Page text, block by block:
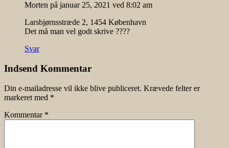
Morten på januar 25, 2021 ved 8:02 am
Larsbjørnsstræde 2, 1454 København
Det må man vel godt skrive ????
Svar
Indsend Kommentar
Din e-mailadresse vil ikke blive publiceret. Krævede felter er
markeret med *
Kommentar *